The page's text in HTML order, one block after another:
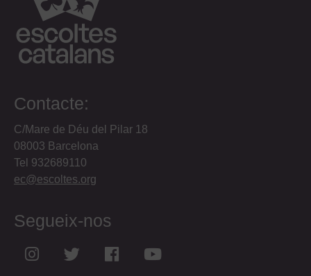
Contacte:
C/Mare de Déu del Pilar 18
08003 Barcelona
Tel 932689110
ec@escoltes.org
Segueix-nos